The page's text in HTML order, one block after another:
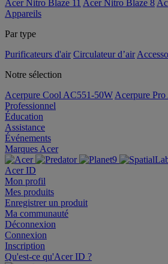
Acer Nitro Blaze 11 Acer Nitro Blaze 8
Appareils
Par type
Purificateurs d'air Circulateur d’air
Notre sélection
Acerpure Cool AC551-50W Acerpure
Professionnel
Éducation
Assistance
Événements
Marques Acer
Acer ID
Mon profil
Mes produits
Enregistrer un produit
Ma communauté
Déconnexion
Connexion
Inscription
Qu'est-ce qu'Acer ID ?